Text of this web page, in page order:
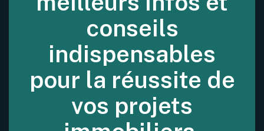
conseils
indispensables
pour la réussite de
vos projets